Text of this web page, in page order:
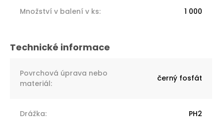
Množství v balení v ks: 1 000
Povrchová úprava nebo
materiál:
černý fosfát
Drážka: PH2